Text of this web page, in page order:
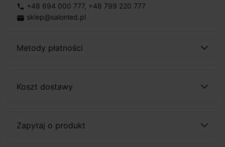
phone +48 694 000 777, +48 799 220 777
email sklep@salonled.pl
Metody płatności
Koszt dostawy
Zapytaj o produkt